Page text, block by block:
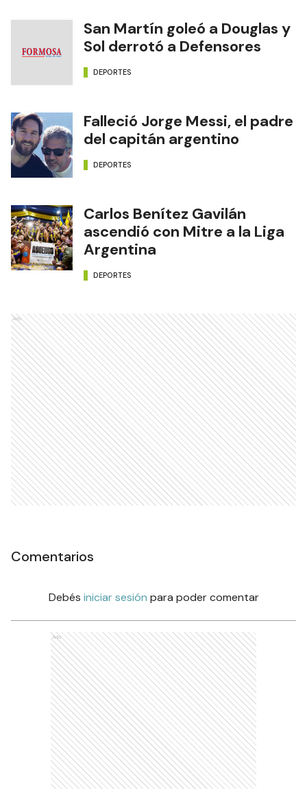
San Martín goleó a Douglas y
Sol derrotó a Defensores
DEPORTES
Falleció Jorge Messi, el padre
del capitán argentino
DEPORTES
Carlos Benítez Gavilán
ascendió con Mitre a la Liga
Argentina
DEPORTES
Ads
Comentarios
Debés iniciar sesión para poder comentar
Ads